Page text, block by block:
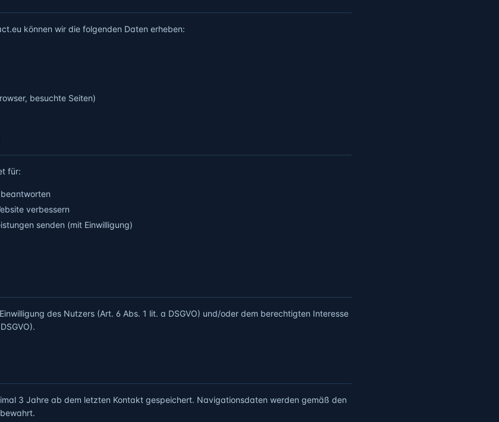
können wir die folgenden Daten erheben:
besuchte Seiten)
für:
verbessern
senden (mit Einwilligung)
des Nutzers (Art. 6 Abs. 1 lit. a DSGVO) und/oder dem berechtigten Interesse
3 Jahre ab dem letzten Kontakt gespeichert. Navigationsdaten werden gemäß den